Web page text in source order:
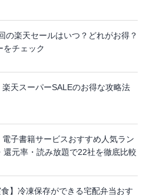
の楽天セールはいつ？どれがお得？
をチェック
楽天スーパーSALEのお得な攻略法
電子書籍サービスおすすめ人気ラン
還元率・読み放題で22社を徹底比較
食】冷凍保存ができる宅配弁当おす